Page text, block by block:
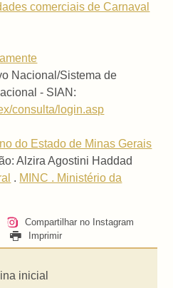
comerciais de Carnaval
Nacional/Sistema de
- SIAN:
consulta/login.asp
do Estado de Minas Gerais
Alzira Agostini Haddad
. MINC . Ministério da
Compartilhar no Instagram
Imprimir
inicial